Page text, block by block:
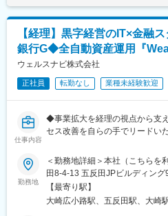
事業拡大やM&A、新サービス立
点が継続的に発生します。単な
会計方針の整理や制度設計など
あります。
■募集背景
PayPayは決済サービスを起点
のさらなる高度化が求められて
の経理基盤強化を担う人材を募
変更の範囲：会社の定める業務
・単体決算 勘定奉行
・税務申告 e-Taxグループ通算
■今後のキャリアパス
キャリアオープン制度があり、
いため、本人のキャリアプラン
連結・管理会計へ、経理部から
や、傘下の金融事業会社、新設
社）への異動が可能です。（上
社への異動実績あり）
■業務・会社の魅力
・CFO直轄の部署であり、経営
多いため、経営的視点を身に付
・グループ傘下には、銀行、証
【経理】黒字経営のIT×金融
銀行G◆全自動資産運用『
ウェルスナビ株式会社
正社員 転勤なし 業種未経験歓迎
仕事内容
◆事業拡大を経理の視点から支
セス改善を自らの手でリードい
■業務内容
日次・月次を始めとする通常業
決算業務だけでなく、官公庁へ
頂きます。また、将来的には、
勤務地
＜勤務地詳細＞本社（こちらを
田8-4-13 五反田JPビルディン
駅受動喫煙対策：屋内全面禁煙
【最寄り駅】
大崎広小路駅、五反田駅、大崎